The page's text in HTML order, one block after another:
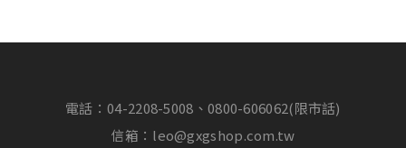
電話：04-2208-5008、0800-606062(限市話)
信箱： leo@gxgshop.com.tw